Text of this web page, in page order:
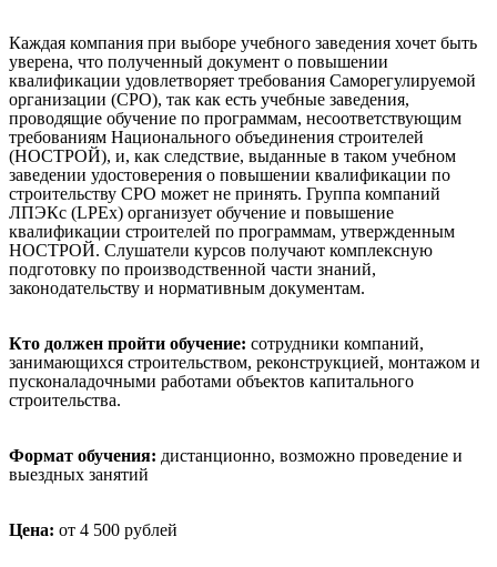
Каждая компания при выборе учебного заведения хочет быть
уверена, что полученный документ о повышении
квалификации удовлетворяет требования Саморегулируемой
организации (СРО), так как есть учебные заведения,
проводящие обучение по программам, несоответствующим
требованиям Национального объединения строителей
(НОСТРОЙ), и, как следствие, выданные в таком учебном
заведении удостоверения о повышении квалификации по
строительству СРО может не принять. Группа компаний
ЛПЭКс (LPEx) организует обучение и повышение
квалификации строителей по программам, утвержденным
НОСТРОЙ. Слушатели курсов получают комплексную
подготовку по производственной части знаний,
законодательству и нормативным документам.
Кто должен пройти обучение: сотрудники компаний,
занимающихся строительством, реконструкцией, монтажом и
пусконаладочными работами объектов капитального
строительства.
Формат обучения: дистанционно, возможно проведение и
выездных занятий
Цена: от 4 500 рублей